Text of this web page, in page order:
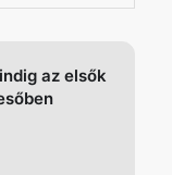
az elsők